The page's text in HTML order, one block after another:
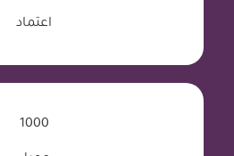
اعتماد
1000